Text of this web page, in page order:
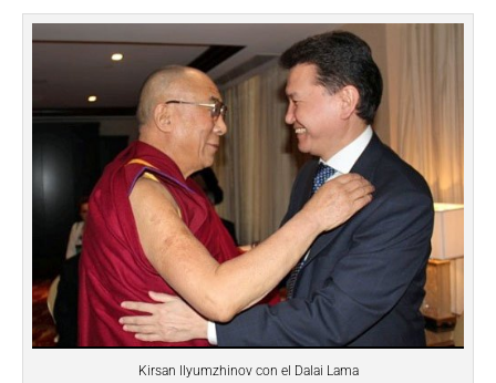
Kirsan Ilyumzhinov con el Dalai Lama